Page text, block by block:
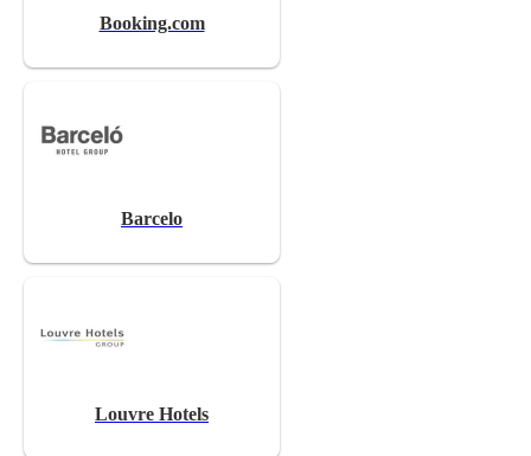
Booking.com
Barcelo
Louvre Hotels